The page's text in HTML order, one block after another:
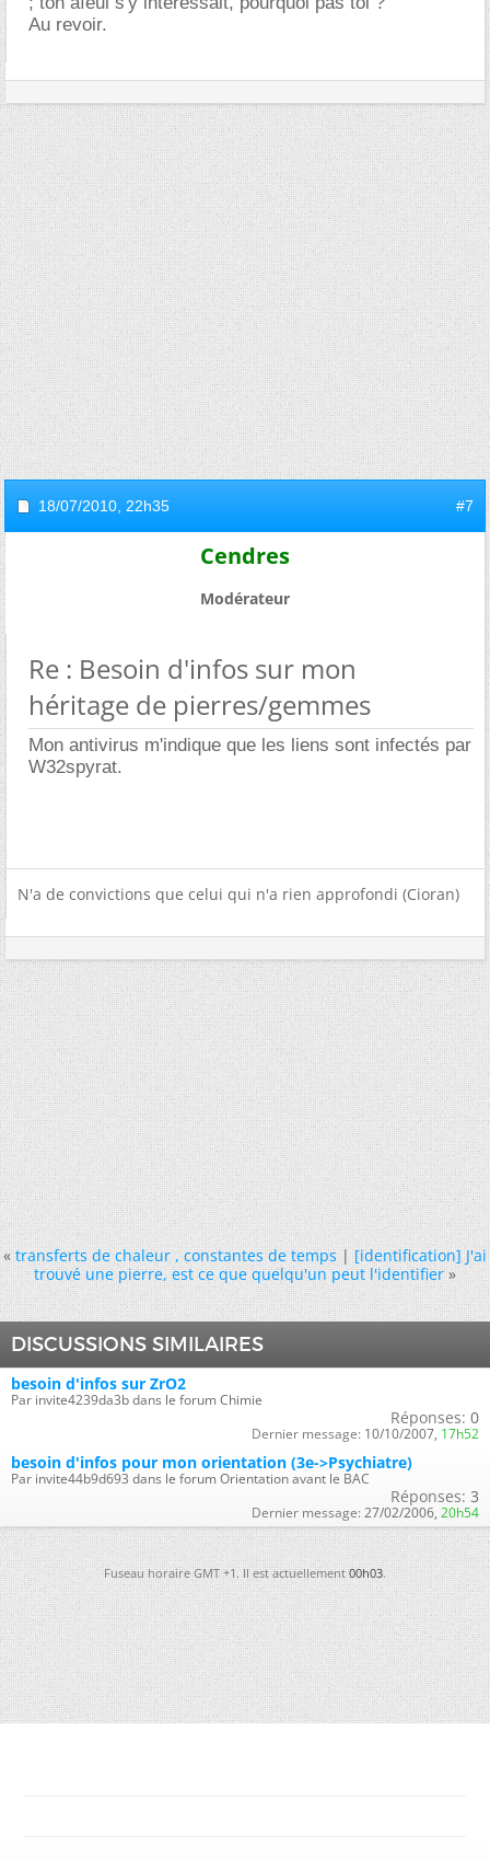
Au revoir.
18/07/2010, 22h35 #7
Cendres
Modérateur
Re : Besoin d'infos sur mon
héritage de pierres/gemmes
Mon antivirus m'indique que les liens sont infectés par
W32spyrat.
N'a de convictions que celui qui n'a rien approfondi (Cioran)
« transferts de chaleur , constantes de temps|[identification] J'ai
trouvé une pierre, est ce que quelqu'un peut l'identifier »
DISCUSSIONS SIMILAIRES
besoin d'infos sur ZrO2
Par invite4239da3b dans le forum Chimie
Réponses: 0
Dernier message: 10/10/2007, 17h52
besoin d'infos pour mon orientation (3e->Psychiatre)
Par invite44b9d693 dans le forum Orientation avant le BAC
Réponses: 3
Dernier message: 27/02/2006, 20h54
Fuseau horaire GMT +1. Il est actuellement00h03.